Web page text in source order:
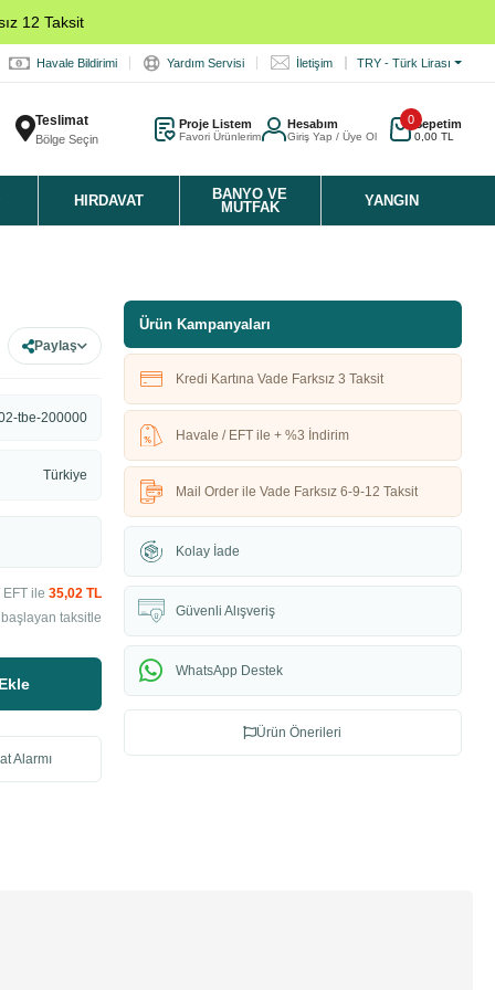
12 Taksit
Havale Bildirimi Yardım Servisi İletişim TRY - Türk Lirası
Teslimat
Bölge Seçin
Proje Listem
Favori Ürünlerim
Hesabım
Giriş Yap / Üye Ol
0Sepetim
0,00 TL
HIRDAVAT
BANYO VE
MUTFAK
YANGIN
Paylaş
tbe-200000
Türkiye
ile 35,02 TL
taksitle
Alarmı
Ürün Kampanyaları
Kredi Kartına Vade Farksız 3 Taksit
Havale / EFT ile + %3 İndirim
Mail Order ile Vade Farksız 6-9-12 Taksit
Kolay İade
Güvenli Alışveriş
WhatsApp Destek
Ürün Önerileri